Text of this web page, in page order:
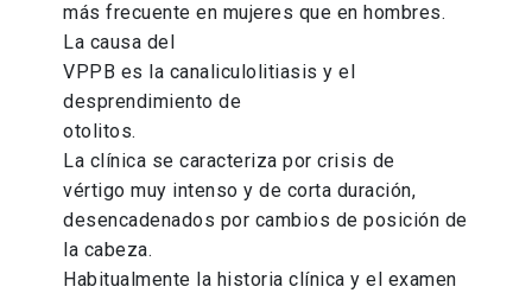
más frecuente en mujeres que en hombres.
La causa del
VPPB es la canaliculolitiasis y el
desprendimiento de
otolitos.
La clínica se caracteriza por crisis de
vértigo muy intenso y de corta duración,
desencadenados por cambios de posición de
la cabeza.
Habitualmente la historia clínica y el examen